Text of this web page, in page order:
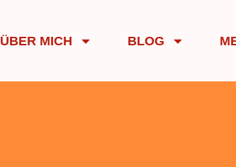
ÜBER MICH BLOG